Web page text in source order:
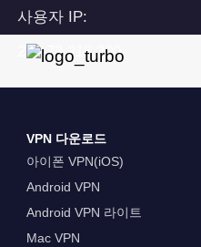
사용자 IP:
216.73.216.200
VPN 다운로드
아이폰 VPN(iOS)
Android VPN
Android VPN 라이트
Mac VPN